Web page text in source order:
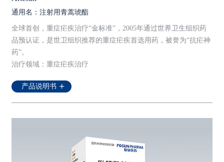
通用名：注射用青蒿琥酯
全球首创，重症疟疾治疗“金标准”，2005年通过世界卫生组织药
品预认证，是世卫组织推荐的重症疟疾首选用药，被誉为“抗疟神
药”。
治疗领域：重症疟疾治疗
产品说明书